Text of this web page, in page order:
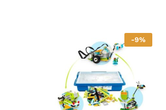
-9%